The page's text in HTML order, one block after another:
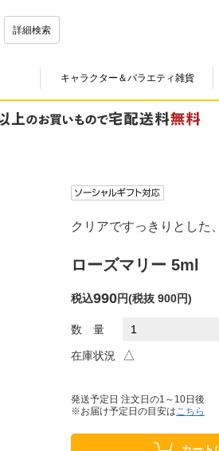
詳細検索
キャラクター＆バラエティ雑貨
クリアですっきりとした
ローズマリー 5ml
税込990円(税抜 900円)
数 量
在庫状況 △
発送予定日 注文日の1～10日後
※お届け予定日の目安はこちら